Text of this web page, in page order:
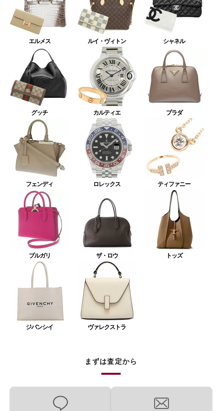
エルメス ルイ・ヴィトン シャネル
グッチ カルティエ プラダ
フェンディ ロレックス ティファニー
ブルガリ ザ・ロウ トッズ
ジバンシイ ヴァレクストラ
まずは査定から